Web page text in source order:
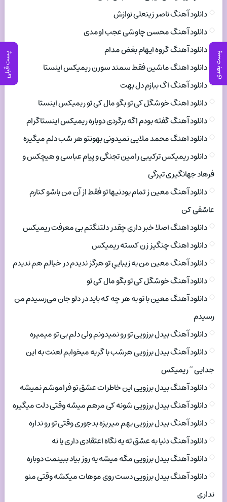
پست بعدی پست قبلی
دانلود آهنگ ناصر زینعلی نوازش
دانلود آهنگ محسن چاوشی عجب اومدی
دانلود آهنگ گروه ایهام بغض مدام
دانلود اهنگ ماشین فقط سمند سورن ریمیکس اینستا
دانلود آهنگ اگ ببازم دل بهت
دانلود اهنگ خوشگل کی تو بگو مال کی تو ریمیکس اینستا
دانلود آهنگ گفته بودم اگه برگردی دوباره ریمیکس اینستاگرام
دانلود اهنگ محمد ملایی نمیدونی بهونتو هر شب دلم میگیره
دانلود ریمیکس ترکیبی رامین تجنگی و پیام عباسی و هیچکس و
فرهاد جهانگیری تیرگی
دانلود آهنگ معین ز تمام بودنیها تو فقط از آن من باشو کنارم
عاشقی کن
دانلود اهنگ اصلا خبر داری چقدر دلتنگتم بی معرفت ریمیکس
دانلود اهنگ چنگیز زن کسته ریمیکس
دانلود آهنگ معین من به زیباییِ تو هرگز ندیدم در خیالم هم ندیدم
دانلود آهنگ خوشگل کی تو بگو مال کی تو
دانلود آهنگ معین با تو به هر چه که باید در دلو جان می‌رسیدم من
رسیدم
دانلود آهنگ بیدل برزویی تو رو نمیدونم ولی دلم بی تو میمیره
دانلود آهنگ بیدل برزویی هرشب با گریه میخوابم لعنت به این
جدایی ~ ریمیکس
دانلود آهنگ بیدل برزویی این خاطرات عشق تو فراموشم نمیشه
دانلود آهنگ بیدل برزویی شونه کی مرهم میشه وقتی دلت میگیره
دانلود آهنگ بیدل برزویی بهم میریزه بدجوری وقتی تو رو نداره
دانلود آهنگ دنیا به عشق ته یه نگاه اعتقادی داری یا نه
دانلود آهنگ بیدل برزویی مگه میشه یه روز بیاد ببینمت دوباره
دانلود آهنگ بیدل برزویی دست روی موهات میکشه وقتی منو
نداری